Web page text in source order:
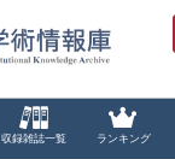
収録雑誌一覧 ランキング